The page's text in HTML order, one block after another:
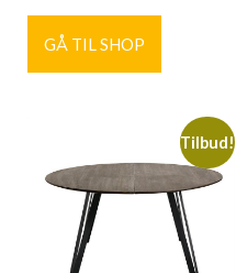
GÅ TIL SHOP
Tilbud!